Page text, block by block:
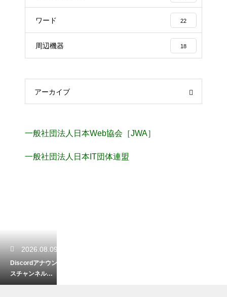
ワード 22
周辺機器 18
アーカイブ
一般社団法人日本Web協会［JWA］
一般社団法人日本IT団体連盟
2026.08.09
Discordアナウン
スチャンネルの
設定方法！サー